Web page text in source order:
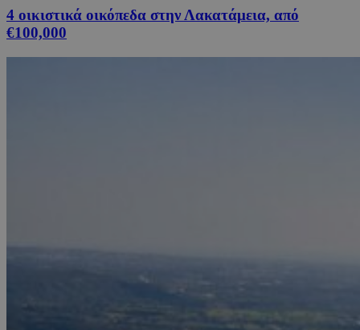
4 οικιστικά οικόπεδα στην Λακατάμεια, από
€100,000